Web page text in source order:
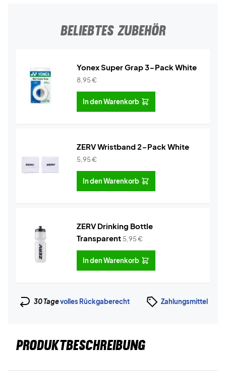
BELIEBTES ZUBEHÖR
Yonex Super Grap 3-Pack White
8,95€
In den Warenkorb
ZERV Wristband 2-Pack White
5,95€
In den Warenkorb
ZERV Drinking Bottle
Transparent 5,95€
In den Warenkorb
30 Tagevolles Rückgaberecht Zahlungsmittel
PRODUKTBESCHREIBUNG